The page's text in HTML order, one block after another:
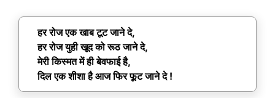
हर रोज एक खाब टूट जाने दे,
हर रोज युही खूद को रूठ जाने दे,
मेरी किस्मत में ही बेवफाई है,
दिल एक शीशा है आज फिर फूट जाने दे !